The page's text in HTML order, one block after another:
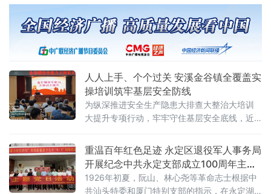
会上，新入职青年逐一自我介绍，结合专业特
长交流工作打算。大家表示将尽快完成从学生
到税务干部的身份转变，主动向身边前辈请教
学习，立足纳税服务、税源管理等一线岗位踏
导围绕基层税务岗位风
人人上手、个个过关 安溪金谷镇全覆盖实
操培训筑牢基层安全防线
为纵深推进安全生产隐患大排查大整治大培训
大提升专项行动，牢牢守住基层安全底线，近
全覆盖安全生产专题培训暨消防实战演练，同
步配套文物建筑安全专项实训
重温百年红色足迹 永定区退役军人事务局
开展纪念中共永定支部成立100周年主题
党日
1926年初夏，阮山、林心尧等革命志士根据中
共汕头特委和厦门特别支部的指示，在永定湖